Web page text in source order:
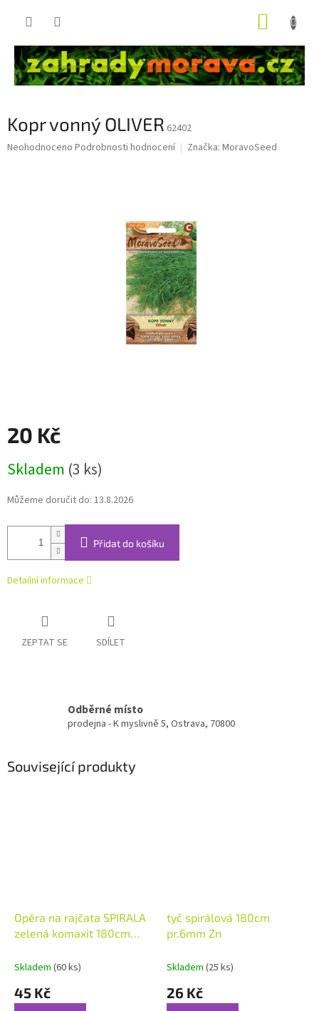
Kopr vonný OLIVER 62402
Průměrné
Neohodnoceno Podrobnosti hodnocení Značka: MoravoSeed
20 Kč
cena:
Skladem (3 ks)
Můžeme doručit do: 13.8.2026
Přidat do košíku
Detailní informace
ZEPTAT SE SDÍLET
Odběrné místo
prodejna - K myslivně 5, Ostrava, 70800
Související produkty
Opěra na rajčata SPIRALA
zelená komaxit 180cm
Skladem (60 ks)
45 Kč
tyč spirálová 180cm
pr.6mm Zn
Skladem (25 ks)
26 Kč